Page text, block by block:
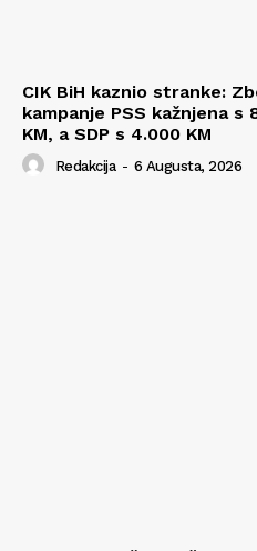
CIK BiH kaznio stranke:
kampanje PSS kažnjena s
KM, a SDP s 4.000 KM
Redakcija - 6 Augusta, 2026